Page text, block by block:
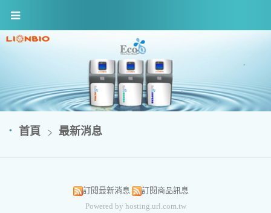
首頁 最新消息
訂閱最新消息
訂閱商品訊息
Powered by hosting.url.com.tw